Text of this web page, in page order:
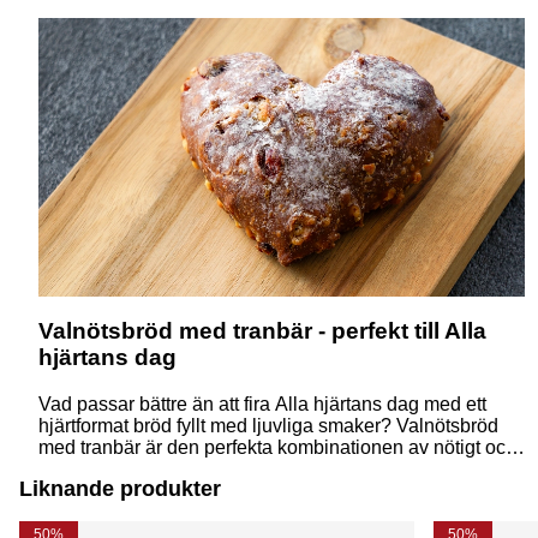
Valnötsbröd med tranbär - perfekt till Alla
hjärtans dag
Vad passar bättre än att fira Alla hjärtans dag med ett
hjärtformat bröd fyllt med ljuvliga smaker? Valnötsbröd
med tranbär är den perfekta kombinationen av nötigt och
kärleksfull gest som en njutning för smaklökarna.
Liknande produkter
50% 50%